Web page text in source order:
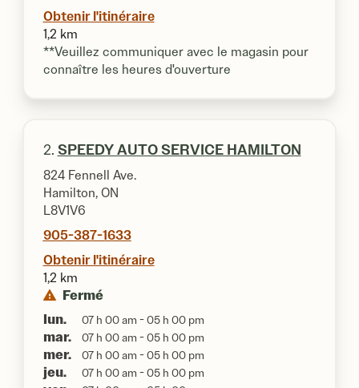
Obtenir l'itinéraire
1,2 km
**Veuillez communiquer avec le magasin pour
connaître les heures d'ouverture
2. SPEEDY AUTO SERVICE HAMILTON
824 Fennell Ave.
Hamilton, ON
L8V1V6
905-387-1633
Obtenir l'itinéraire
1,2 km
Fermé
lun.
07 h 00 am - 05 h 00 pm
mar. 07 h 00 am - 05 h 00 pm
mer. 07 h 00 am - 05 h 00 pm
jeu. 07 h 00 am - 05 h 00 pm